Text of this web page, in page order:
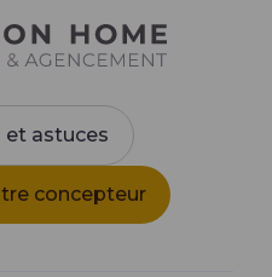
et astuces
concepteur